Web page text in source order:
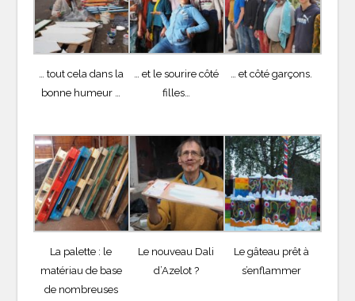
… tout cela dans la
bonne humeur …
… et le sourire côté
filles…
… et côté garçons.
La palette : le
matériau de base
de nombreuses
Le nouveau Dali
d’Azelot ?
Le gâteau prêt à
s’enflammer